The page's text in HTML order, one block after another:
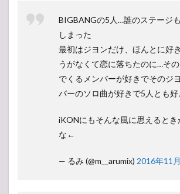
BIGBANGの5人…誰のステージ
しまった
最初はジヨンだけ、ほんとに好
うがなくて恋に落ちたのに…そ
でくるメンバーが好きでそのジ
バーのソロ曲が好きで5人とも
iKONにもそんな風に思えると
な←
— るみ (@m__arumix) 2016年11